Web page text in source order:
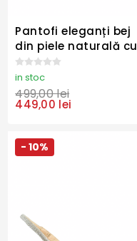
Pantofi eleganți bej
din piele naturală cu
model dantelat
KOR3116
in stoc
499,00 lei
449,00 lei
- 10%